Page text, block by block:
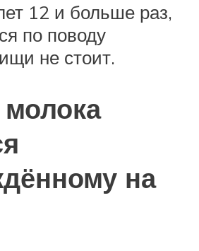
12 и больше раз,
по поводу
не стоит.
на